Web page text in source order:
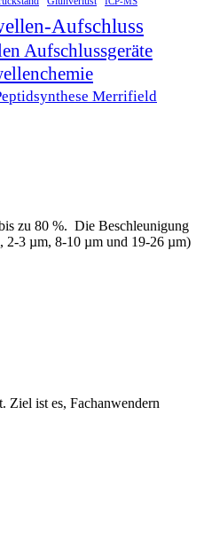
Aufschluss
Aufschlussgeräte
Merrifield
zu 80 %. Die Beschleunigung
2-3 µm, 8-10 µm und 19-26 µm)
Ziel ist es, Fachanwendern